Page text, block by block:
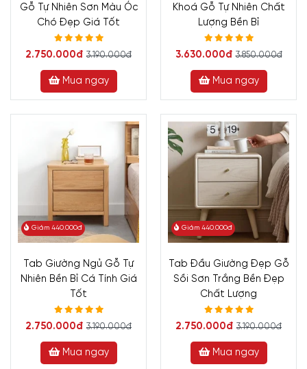
Gỗ Tự Nhiên Sơn Màu Óc
Chó Đẹp Giá Tốt
2.750.000đ 3.190.000đ
Mua ngay
Khoá Gỗ Tự Nhiên Chất
Lượng Bền Bỉ
3.630.000đ 3.850.000đ
Mua ngay
Giảm 440.000đ
Tab Giường Ngủ Gỗ Tự
Nhiên Bền Bỉ Cá Tính Giá
Tốt
2.750.000đ 3.190.000đ
Mua ngay
Giảm 440.000đ
Tab Đầu Giường Đẹp Gỗ
Sồi Sơn Trắng Bền Đẹp
Chất Lượng
2.750.000đ 3.190.000đ
Mua ngay